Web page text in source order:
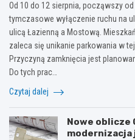
Od 10 do 12 sierpnia, począwszy
tymczasowe wyłączenie ruchu na
ulicą Łazienną a Mostową.
zaleca się unikanie parkowania w
Przyczyną zamknięcia jest
Do tych prac…
Czytaj dalej
Nowe oblicze
modernizacja